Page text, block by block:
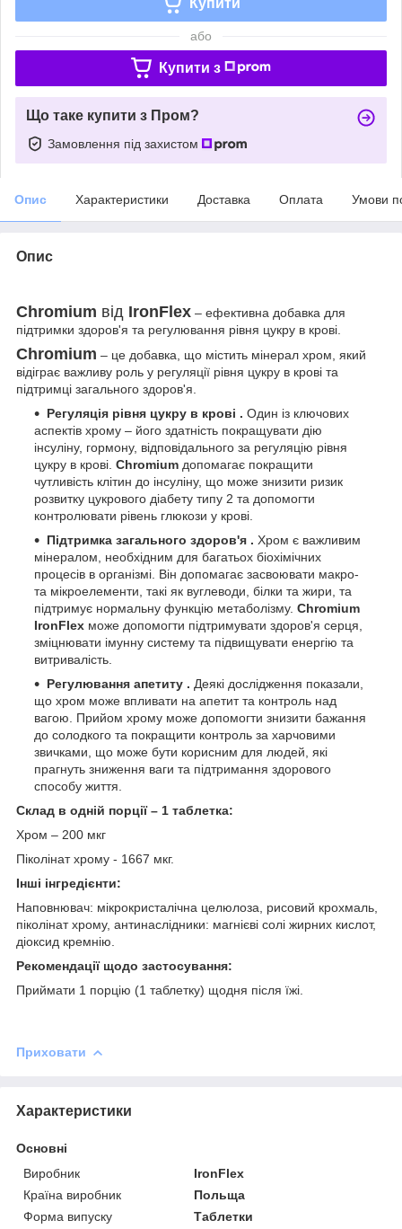
або
Купити з
Що таке купити з Пром?
Замовлення під захистом
Опис Характеристики Доставка Оплата Умови
Опис
Chromium від IronFlex – ефективна добавка для
підтримки здоров'я та регулювання рівня цукру в крові.
Chromium – це добавка, що містить мінерал хром, який
відіграє важливу роль у регуляції рівня цукру в крові та
підтримці загального здоров'я.
Регуляція рівня цукру в крові . Один із ключових
аспектів хрому – його здатність покращувати дію
інсуліну, гормону, відповідального за регуляцію рівня
цукру в крові. Chromium допомагає покращити
чутливість клітин до інсуліну, що може знизити ризик
розвитку цукрового діабету типу 2 та допомогти
контролювати рівень глюкози у крові.
Підтримка загального здоров'я . Хром є важливим
мінералом, необхідним для багатьох біохімічних
процесів в організмі. Він допомагає засвоювати макро-
та мікроелементи, такі як вуглеводи, білки та жири, та
підтримує нормальну функцію метаболізму. Chromium
IronFlex може допомогти підтримувати здоров'я серця,
зміцнювати імунну систему та підвищувати енергію та
витривалість.
Регулювання апетиту . Деякі дослідження показали,
що хром може впливати на апетит та контроль над
вагою. Прийом хрому може допомогти знизити бажання
до солодкого та покращити контроль за харчовими
звичками, що може бути корисним для людей, які
прагнуть зниження ваги та підтримання здорового
способу життя.
Склад в одній порції – 1 таблетка:
Хром – 200 мкг
Піколінат хрому - 1667 мкг.
Інші інгредієнти:
Наповнювач: мікрокристалічна целюлоза, рисовий крохмаль,
піколінат хрому, антинаслідники: магнієві солі жирних кислот,
діоксид кремнію.
Рекомендації щодо застосування:
Приймати 1 порцію (1 таблетку) щодня після їжі.
Приховати
Характеристики
Основні
Виробник
IronFlex
Країна виробник
Польща
Форма випуску
Таблетки